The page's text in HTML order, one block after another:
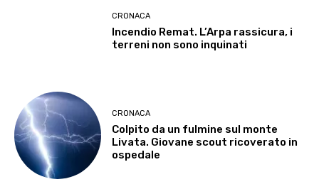
CRONACA
Incendio Remat. L’Arpa rassicura, i
terreni non sono inquinati
CRONACA
Colpito da un fulmine sul monte
Livata. Giovane scout ricoverato in
ospedale